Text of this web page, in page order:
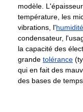
modèle.
température, les
vibrations, l'humidité
condensateur,
la capacité des
grande tolérance
qui en fait des
des bases de temps.